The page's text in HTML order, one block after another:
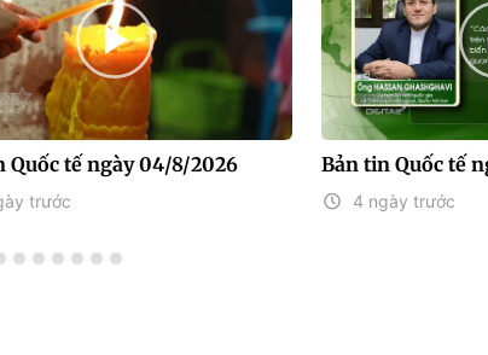
Quốc tế ngày 04/8/2026
trước
Bản tin Quốc tế
4 ngày trước